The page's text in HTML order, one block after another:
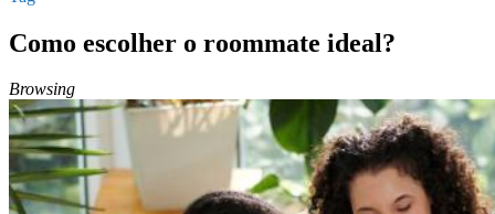
Como escolher o roommate ideal?
Browsing